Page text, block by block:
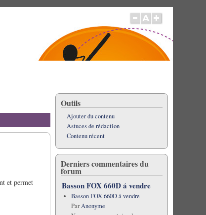
et permet
Outils
Ajouter du contenu
Astuces de rédaction
Contenu récent
Derniers commentaires du
forum
Basson FOX 660D á vendre
Basson FOX 660D á vendre
ParAnonyme